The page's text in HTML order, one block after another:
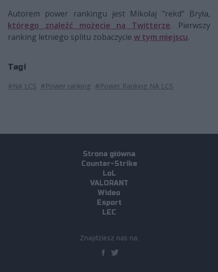
Autorem power rankingu jest Mikołaj "rekd" Bryła,
którego znaleźć możecie na Twitterze. Pierwszy
ranking letniego splitu zobaczycie w tym miejscu.
Tagi
#NA LCS #Power ranking #Power Ranking NA LCS
Strona główna
Counter-Strike
LoL
VALORANT
Wideo
Esport
LEC
Znajdziesz nas na: